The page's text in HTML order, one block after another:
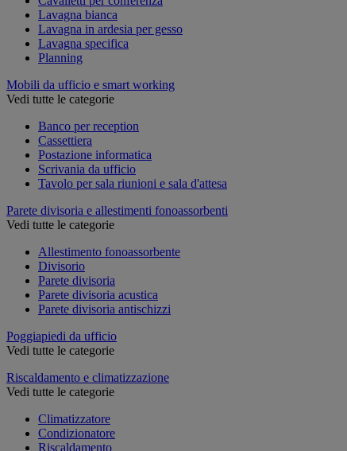
Lavagna bianca
Lavagna in ardesia per gesso
Lavagna specifica
Planning
Mobili da ufficio e smart working
Vedi tutte le categorie
Banco per reception
Cassettiera
Postazione informatica
Scrivania da ufficio
Tavolo per sala riunioni e sala d'attesa
Parete divisoria e allestimenti fonoassorbenti
Vedi tutte le categorie
Allestimento fonoassorbente
Divisorio
Parete divisoria
Parete divisoria acustica
Parete divisoria antischizzi
Poggiapiedi da ufficio
Vedi tutte le categorie
Riscaldamento e climatizzazione
Vedi tutte le categorie
Climatizzatore
Condizionatore
Riscaldamento